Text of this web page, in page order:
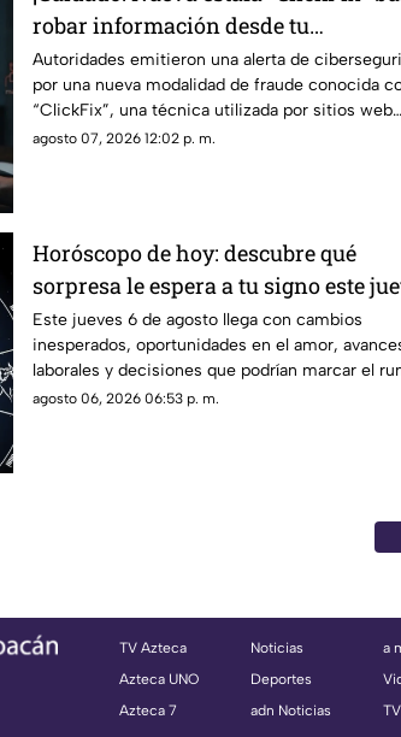
robar información desde tu
computadora
Autoridades emitieron una alerta de
por una nueva modalidad de fraude conocida
“ClickFix”, una técnica utilizada por sitios web
falsos para engañar a los usuarios y hacer que
agosto 07, 2026 12:02 p. m.
Horóscopo de hoy: descubre qué
sorpresa le espera a tu signo este
6 de agosto
Este jueves 6 de agosto llega con cambios
inesperados, oportunidades en el amor,
laborales y decisiones que podrían marcar el
de los próximos días. Descubre qué dicen los
agosto 06, 2026 06:53 p. m.
TV Azteca
Azteca UNO
Azteca 7
Noticias
Deportes
adn Noticias
a